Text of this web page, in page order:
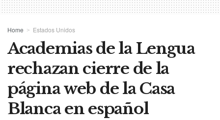
Home Estados Unidos
Academias de la Lengua
rechazan cierre de la
página web de la Casa
Blanca en español